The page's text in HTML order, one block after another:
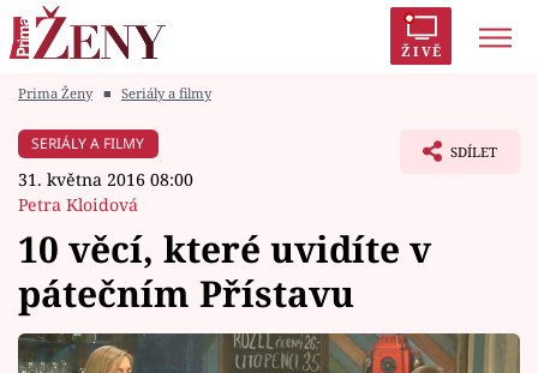
ŽIVĚ
Módní alarm
Témata
Celebrity
Prima Ženy ■ Seriály a filmy
SERIÁLY A FILMY
31. května 2016 08:00
Petra Kloidová
SDÍLET
10 věcí, které uvidíte v
pátečním Přístavu